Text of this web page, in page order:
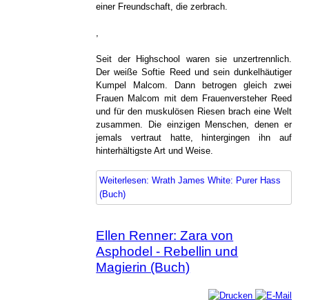
einer Freundschaft, die zerbrach.
Seit der Highschool waren sie unzertrennlich.
Der weiße Softie Reed und sein dunkelhäutiger
Kumpel Malcom. Dann betrogen gleich zwei
Frauen Malcom mit dem Frauenversteher Reed
und für den muskulösen Riesen brach eine Welt
zusammen. Die einzigen Menschen, denen er
jemals vertraut hatte, hintergingen ihn auf
hinterhältigste Art und Weise.
Weiterlesen: Wrath James White: Purer Hass
(Buch)
Ellen Renner: Zara von
Asphodel - Rebellin und
Magierin (Buch)